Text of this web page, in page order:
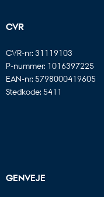
CVR
CVR-nr: 31119103
P-nummer: 1016397225
EAN-nr: 5798000419605
Stedkode: 5411
GENVEJE